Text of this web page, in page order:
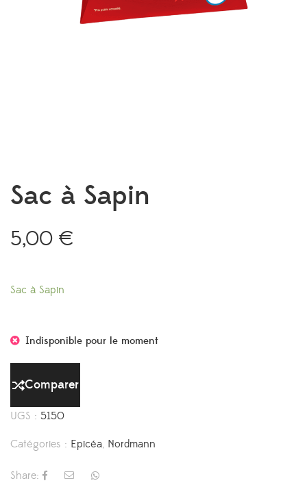
Sac à Sapin
5,00 €
Sac à Sapin
Indisponible pour le moment
Comparer
UGS : 5150
Catégories : Epicéa, Nordmann
Share: